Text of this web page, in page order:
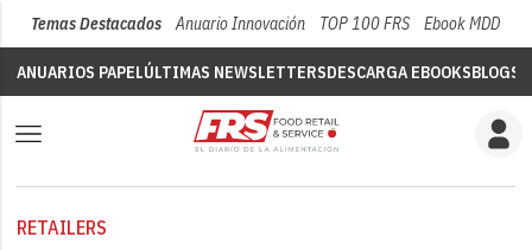
Temas Destacados Anuario Innovación TOP 100 FRS Ebook MDD
ANUARIOS PAPELÚLTIMAS NEWSLETTERSDESCARGA EBOOKSBLOGS
RETAILERS